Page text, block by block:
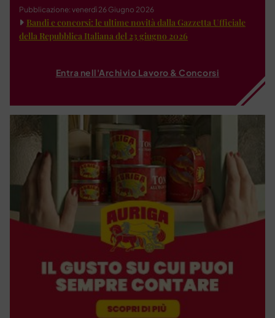
Pubblicazione: venerdì 26 Giugno 2026
Bandi e concorsi: le ultime novità dalla Gazzetta Ufficiale
della Repubblica Italiana del 23 giugno 2026
Entra nell'Archivio Lavoro & Concorsi